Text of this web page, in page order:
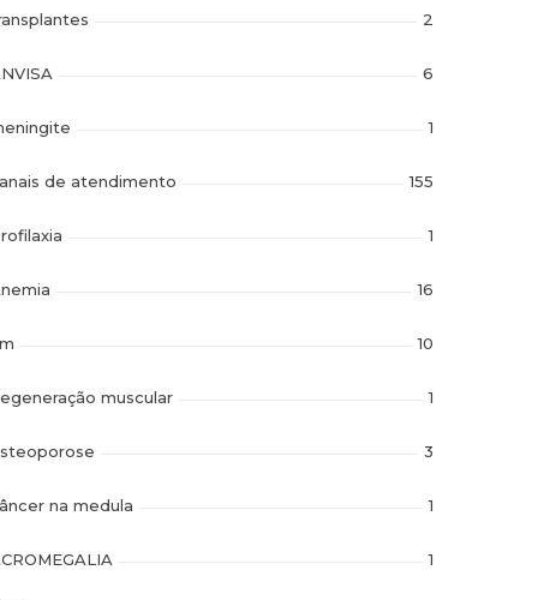
2
6
1
de atendimento 155
1
16
10
muscular 1
3
na medula 1
1